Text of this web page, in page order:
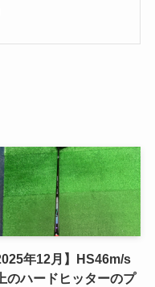
年12月】HS46m/s
のハードヒッターのプ